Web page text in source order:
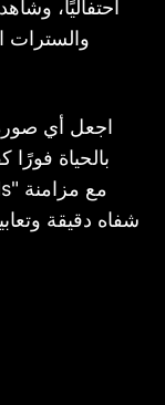
احتفاليًا،
والسترات
بالحياة
شفاه دقيقة